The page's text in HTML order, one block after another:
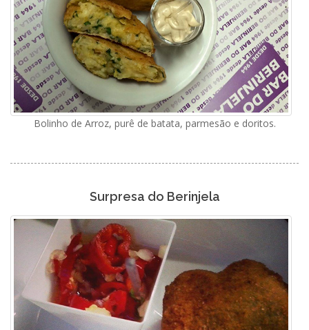
Bolinho de Arroz, purê de batata, parmesão e doritos.
Surpresa do Berinjela